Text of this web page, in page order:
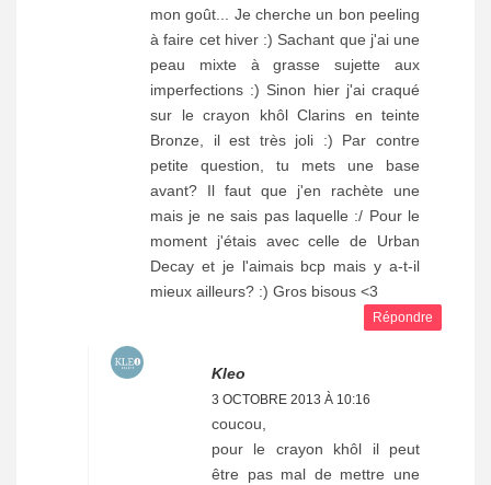
mon goût... Je cherche un bon peeling
à faire cet hiver :) Sachant que j'ai une
peau mixte à grasse sujette aux
imperfections :) Sinon hier j'ai craqué
sur le crayon khôl Clarins en teinte
Bronze, il est très joli :) Par contre
petite question, tu mets une base
avant? Il faut que j'en rachète une
mais je ne sais pas laquelle :/ Pour le
moment j'étais avec celle de Urban
Decay et je l'aimais bcp mais y a-t-il
mieux ailleurs? :) Gros bisous <3
Répondre
Kleo
3 OCTOBRE 2013 À 10:16
coucou,
pour le crayon khôl il peut
être pas mal de mettre une